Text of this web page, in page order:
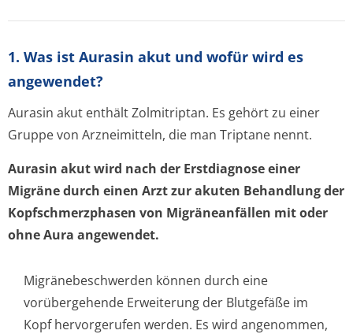
1. Was ist Aurasin akut und wofür wird es
angewendet?
Aurasin akut enthält Zolmitriptan. Es gehört zu einer
Gruppe von Arzneimitteln, die man Triptane nennt.
Aurasin akut wird nach der Erstdiagnose einer
Migräne durch einen Arzt zur akuten Behandlung der
Kopfschmerzphasen von Migräneanfällen mit oder
ohne Aura angewendet.
Migränebeschwerden können durch eine
vorübergehende Erweiterung der Blutgefäße im
Kopf hervorgerufen werden. Es wird angenommen,